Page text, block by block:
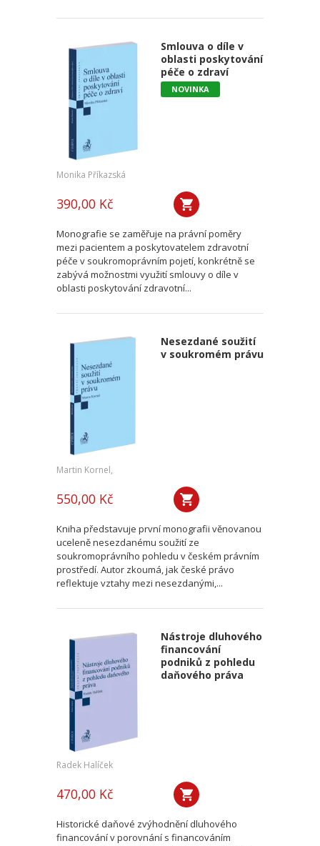
Smlouva o díle v
oblasti poskytování
péče o zdraví
NOVINKA
Monika Příkazská
390,00 Kč
Monografie se zaměřuje na právní poměry
mezi pacientem a poskytovatelem zdravotní
péče v soukromoprávním pojetí, konkrétně se
zabývá možnostmi využití smlouvy o díle v
oblasti poskytování zdravotní...
Nesezdané soužití
v soukromém právu
Martin Kornel,
550,00 Kč
Kniha představuje první monografii věnovanou
uceleně nesezdanému soužití ze
soukromoprávního pohledu v českém právním
prostředí. Autor zkoumá, jak české právo
reflektuje vztahy mezi nesezdanými,...
Nástroje dluhového
financování
podniků z pohledu
daňového práva
Radek Halíček
470,00 Kč
Historické daňové zvýhodnění dluhového
financování v porovnání s financováním